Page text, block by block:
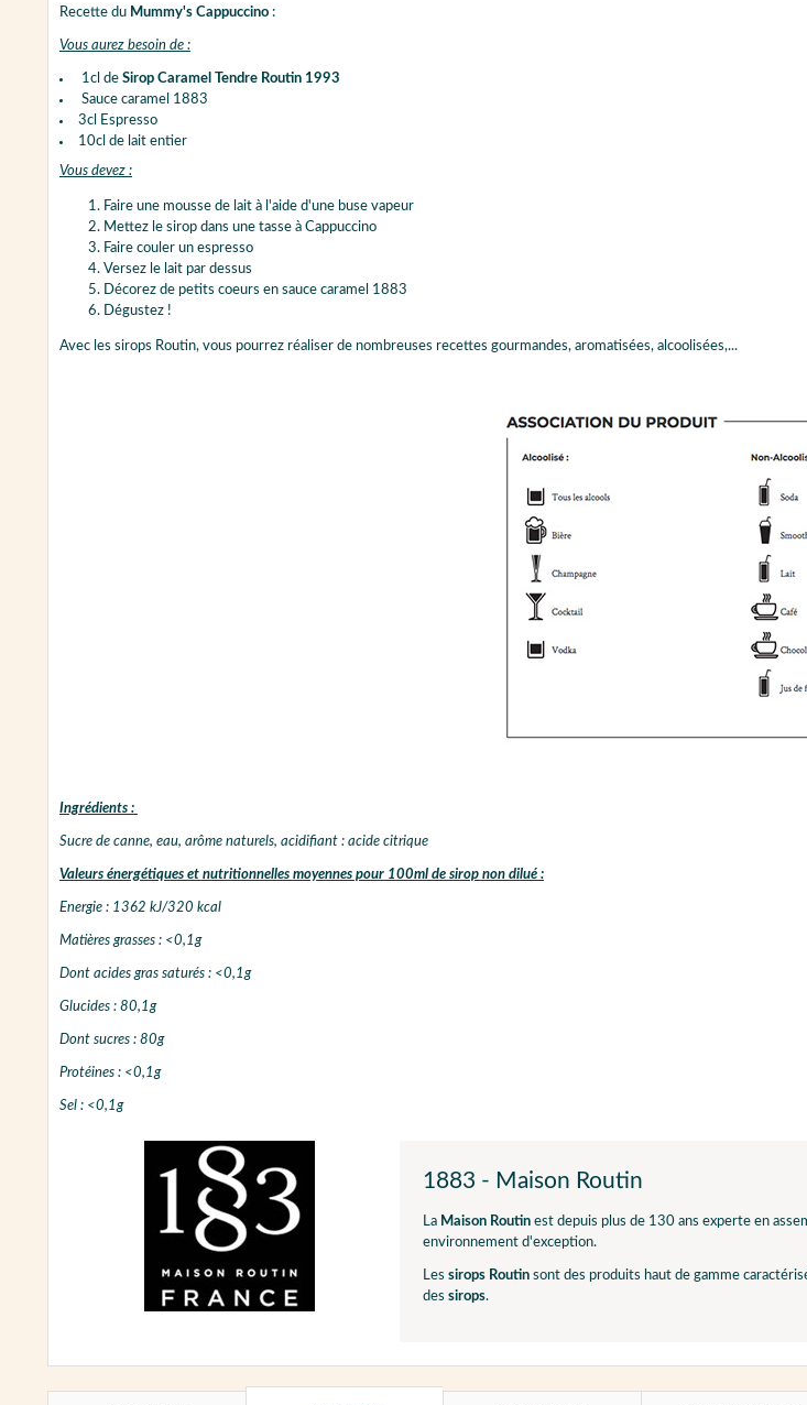
Recette du Mummy's Cappuccino :
Vous aurez besoin de :
1cl de Sirop Caramel Tendre Routin 1993
Sauce caramel 1883
3cl Espresso
10cl de lait entier
Vous devez :
Faire une mousse de lait à l'aide d'une buse vapeur
Mettez le sirop dans une tasse à Cappuccino
Faire couler un espresso
Versez le lait par dessus
Décorez de petits coeurs en sauce caramel 1883
Dégustez !
Avec les sirops Routin, vous pourrez réaliser de nombreuses recettes gourmandes, aromatisées, alcoolisées,...
Ingrédients :
Sucre de canne, eau, arôme naturels, acidifiant : acide citrique
Valeurs énergétiques et nutritionnelles moyennes pour 100ml de sirop non dilué :
Energie : 1362 kJ/320 kcal
Matières grasses : <0,1g
Dont acides gras saturés : <0,1g
Glucides : 80,1g
Dont sucres : 80g
Protéines : <0,1g
Sel : <0,1g
1883 - Maison Routin
La Maison Routin est depuis plus de 130 ans experte en
environnement d'exception.
Les sirops Routin sont des produits haut de gamme
des sirops.